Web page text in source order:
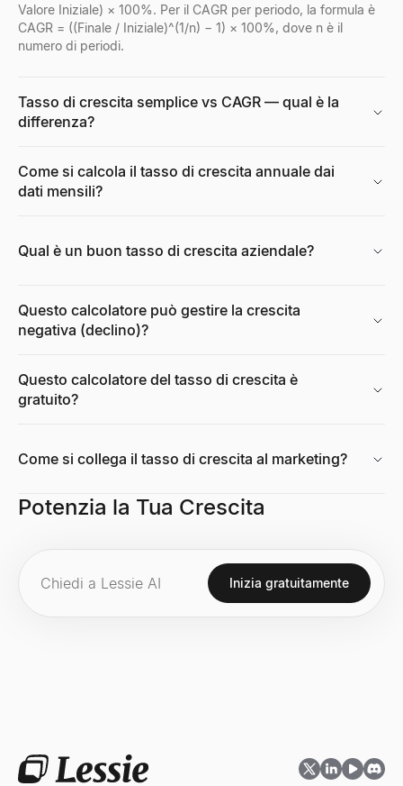
Valore Iniziale) × 100%. Per il CAGR per periodo, la formula è
CAGR = ((Finale / Iniziale)^(1/n) − 1) × 100%, dove n è il
numero di periodi.
Tasso di crescita semplice vs CAGR — qual è la
differenza?
Come si calcola il tasso di crescita annuale dai
dati mensili?
Qual è un buon tasso di crescita aziendale?
Questo calcolatore può gestire la crescita
negativa (declino)?
Questo calcolatore del tasso di crescita è
gratuito?
Come si collega il tasso di crescita al marketing?
Potenzia la Tua Crescita
Inizia gratuitamente